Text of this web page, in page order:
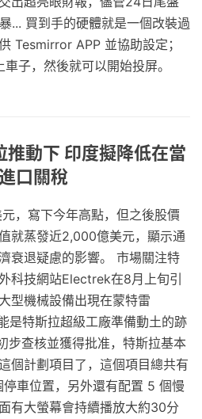
... 買到手的硬體就是一個改裝過
Tesmirror APP 並協助設定；
子，然後就可以開始投屏。
推動下 印度擬降低在當
口關稅
，寫下今年高點，但之後股價
就蒸發近2,000億美元，顯示通
衰退疑慮的影響。 市場關注特
科技網站Electrek在8月上旬引
型機械設備出現在蒙特雷
是特斯拉超級工廠準備動土的跡
步查核並獲得批准，特斯拉基本
個計劃項目了，這個項目總共有
車位置，另外還有配置 5 個慢
有大螢幕會持續播放大約30分